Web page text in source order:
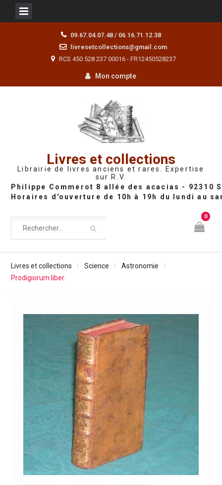
09.67.04.07.48 / 06.16.71.12.38
livresetcollections@gmail.com
RCS 450 528 237 00016 - FR12450528237
Mon compte
Livres et collections
Librairie de livres anciens et rares. Expertise
sur R.V.
0
Livres et collections Science
Astronomie
Prodigiorum liber.